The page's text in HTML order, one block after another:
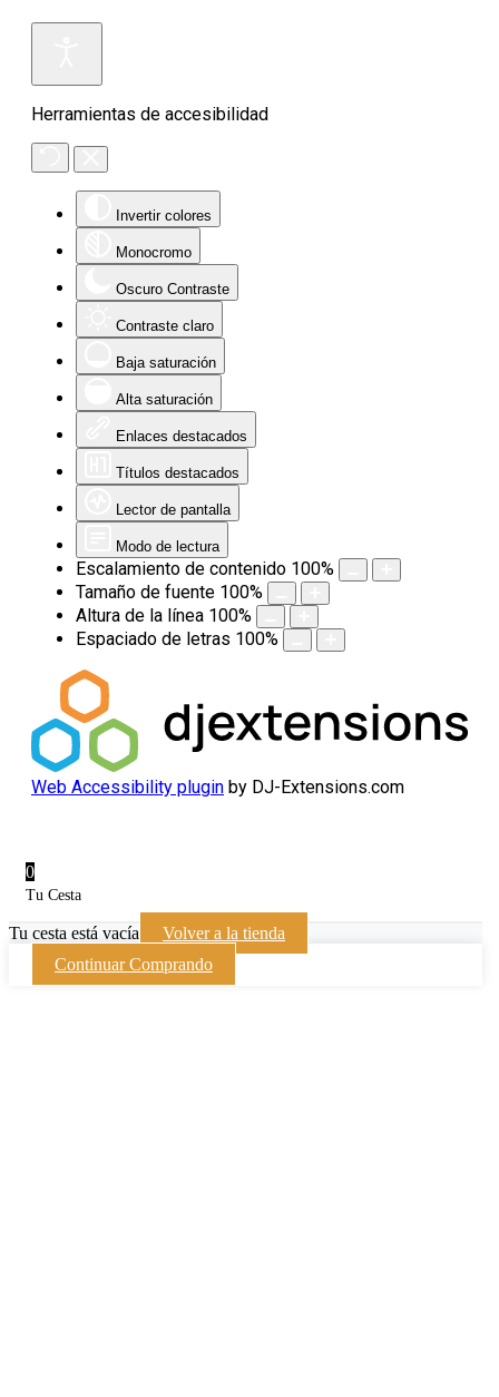
Herramientas de accesibilidad
Invertir colores
Monocromo
Oscuro Contraste
Contraste claro
Baja saturación
Alta saturación
Enlaces destacados
Títulos destacados
Lector de pantalla
Modo de lectura
Escalamiento de contenido 100%
Tamaño de fuente 100%
Altura de la línea 100%
Espaciado de letras 100%
Web Accessibility plugin by DJ-Extensions.com
0
Tu Cesta
Tu cesta está vacía
Volver a la tienda
Continuar Comprando